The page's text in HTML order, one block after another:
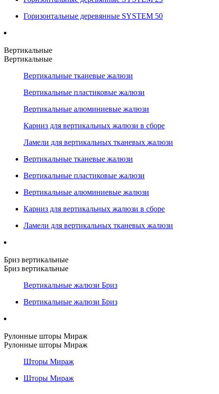
Горизонтальные деревянные SYSTEM 50
Вертикальные
Вертикальные
Вертикальные тканевые жалюзи
Вертикальные пластиковые жалюзи
Вертикальные алюминиевые жалюзи
Карниз для вертикальных жалюзи в сборе
Ламели для вертикальных тканевых жалюзи
Вертикальные тканевые жалюзи
Вертикальные пластиковые жалюзи
Вертикальные алюминиевые жалюзи
Карниз для вертикальных жалюзи в сборе
Ламели для вертикальных тканевых жалюзи
Бриз вертикальные
Бриз вертикальные
Вертикальные жалюзи Бриз
Вертикальные жалюзи Бриз
Рулонные шторы Мираж
Рулонные шторы Мираж
Шторы Мираж
Шторы Мираж